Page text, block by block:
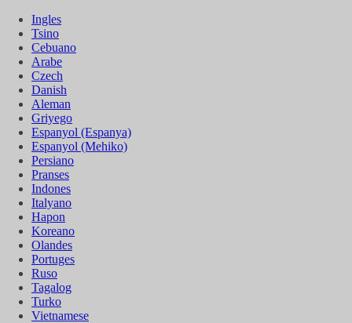
Ingles
Tsino
Cebuano
Arabe
Czech
Danish
Aleman
Griyego
Espanyol (Espanya)
Espanyol (Mehiko)
Persiano
Pranses
Indones
Italyano
Hapon
Koreano
Olandes
Portuges
Ruso
Tagalog
Turko
Vietnamese